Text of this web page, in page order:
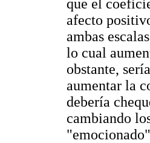
que el
afecto
ambas
lo cual
obstante,
aumentar la
debería
cambiando